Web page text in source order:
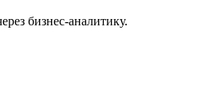
бизнес-аналитику.